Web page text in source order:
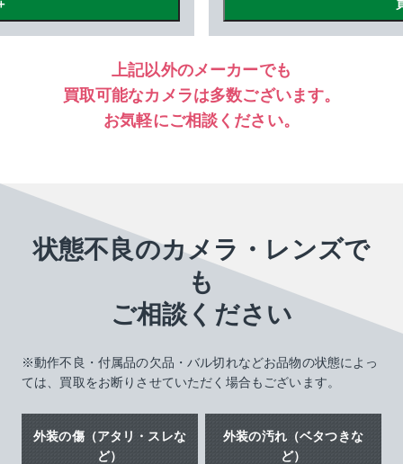
上記以外のメーカーでも
買取可能なカメラは多数ございます。
お気軽にご相談ください。
状態不良のカメラ・レンズで
も
ご相談ください
※動作不良・付属品の欠品・バル切れなどお品物の状態によっ
ては、買取をお断りさせていただく場合もございます。
外装の傷（アタリ・スレな
ど）
外装の汚れ（ベタつきな
ど）